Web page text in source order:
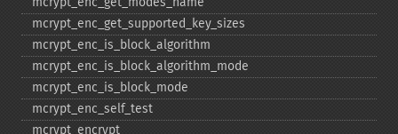
mcrypt_​enc_​get_​supported_​key_​sizes
mcrypt_​enc_​is_​block_​algorithm
mcrypt_​enc_​is_​block_​algorithm_​mode
mcrypt_​enc_​is_​block_​mode
mcrypt_​enc_​self_​test
mcrypt_​encrypt